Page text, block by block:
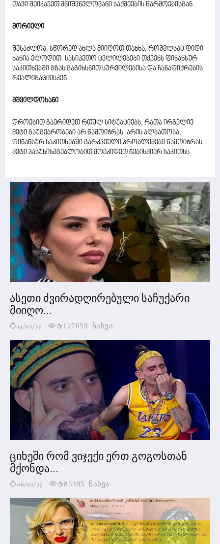
თავი შეიკავეთ მნიშვნელოვანი საქმეების წარმოებისგან.
მორიელი
შესაძლოა, სწორედ ახლა მიიღოთ თანხა, რომელსაც დიდი
ხანია ელოდით. სასიკეთო ცვლილებები თქვენს ფინანსურ
საკითხებში გზას გაგიხსნით სურვილებისა და ჩანაფიქრების
რეალიზაციისკენ.
მშვილდოსანი
დროებით გაერიდეთ რთულ სიტუაციებს, რათა ირგვლივ
მეტი გაუგებრობები არ წამოიჭრას. არის ალბათობა,
ფინანსურ საკითხებში გარკვეული პრობლემები წამოიჭრას.
მეტი პასუხისმგებლობით მოეკიდეთ ნებისმიერ საკითხს.
ასეთი ძვირადღირებული საჩუქარი
მიიღო...
14/02/23 127659 ნახვა
ციხეში რომ ვიჯექი ერთ გოგოსთან
მქონდა...
06/02/23 85395 ნახვა